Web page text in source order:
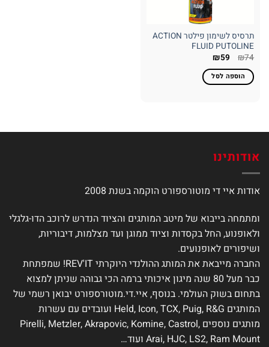
תרסיס לשימון פילטר ACTION
FLUID PUTOLINE
₪74 המחיר
היה:
₪74.
₪59 המחיר
הוא:
₪59.הוספה לסל
אודותינו
אודות איי די מוטורספורט הוקמה בשנת 2008
ומתמחה בייבוא של מיטב המותגים והציוד הנדרש לרוכב הדו-גלגלי
ולאופנוע, החל בקסדות וציוד ממוגן ועד מצלמות, דיבוריות,
ושיפורים לאופנועים.
החברה מייבאת את המותג ההולנדי היוקרתי REV'IT! שמפתחת
כבר מעל 80 שנה מיגון איכותי ברמה הכי גבוהה שניתן למצוא
בתחום בשוק העולמי. בנוסף, איי.די.מוטורספורט יבואן רשמי של
המותגים Held, Icon, TCX, Puig, R&G ועובדים עם עשרות
מותגים נוספים Pirelli, Metzler, Akrapovic, Komine, Castrol,
Arai, HJC, LS2, Ram Mount ועוד…